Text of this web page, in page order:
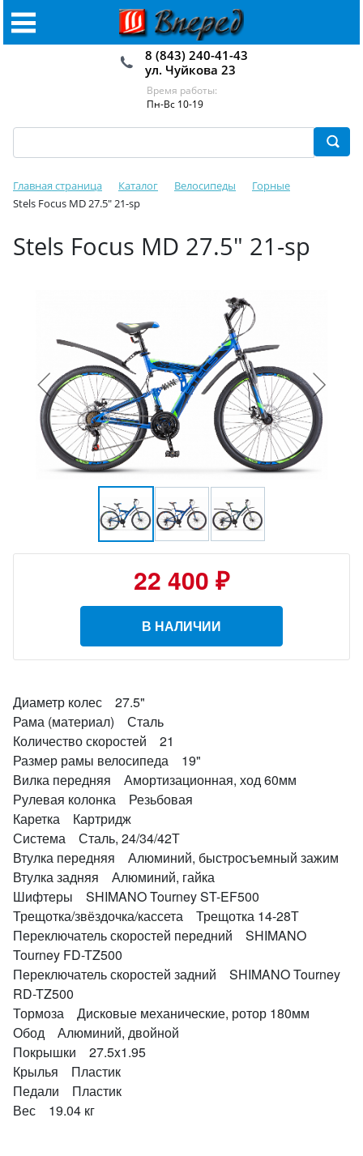
8 (843) 240-41-43
ул. Чуйкова 23
Время работы:
Пн-Вс 10-19
Главная страница Каталог Велосипеды
Горные
Stels Focus MD 27.5" 21-sp
Stels Focus MD 27.5" 21-sp
22 400 ₽
В НАЛИЧИИ
Диаметр колес 27.5"
Рама (материал) Сталь
Количество скоростей 21
Размер рамы велосипеда 19"
Вилка передняя Амортизационная, ход 60мм
Рулевая колонка Резьбовая
Каретка Картридж
Система Сталь, 24/34/42Т
Втулка передняя Алюминий, быстросъемный зажим
Втулка задняя Алюминий, гайка
Шифтеры SHIMANO Tourney ST-EF500
Трещотка/звёздочка/кассета Трещотка 14-28Т
Переключатель скоростей передний SHIMANO
Tourney FD-TZ500
Переключатель скоростей задний SHIMANO Tourney
RD-TZ500
Тормоза Дисковые механические, ротор 180мм
Обод Алюминий, двойной
Покрышки 27.5x1.95
Крылья Пластик
Педали Пластик
Вес 19.04 кг